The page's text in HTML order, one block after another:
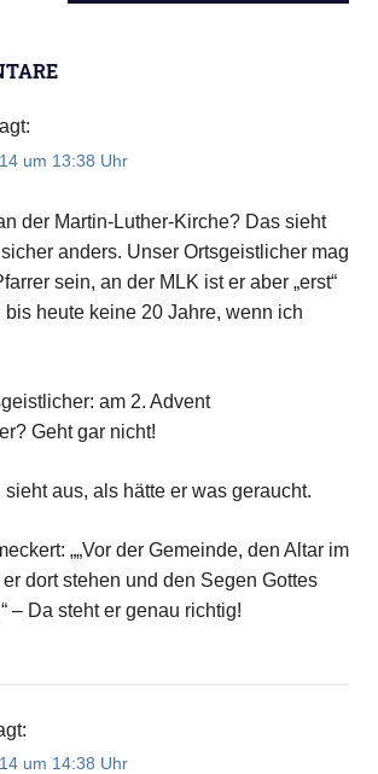
um 13:38 Uhr
der Martin-Luther-Kirche? Das sieht
anders. Unser Ortsgeistlicher mag
sein, an der MLK ist er aber „erst“
heute keine 20 Jahre, wenn ich
am 2. Advent
Geht gar nicht!
aus, als hätte er was geraucht.
„„Vor der Gemeinde, den Altar im
er dort stehen und den Segen Gottes
– Da steht er genau richtig!
um 14:38 Uhr